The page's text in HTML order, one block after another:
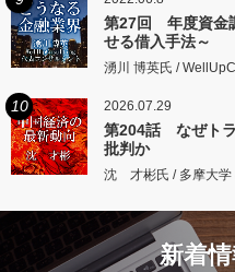
第27回 年度資金
せる借入手法～
湧川 博英氏 /
10 2026.07.29
第204話 なぜト
批判か
沈 才彬氏 / 多摩大学
新着